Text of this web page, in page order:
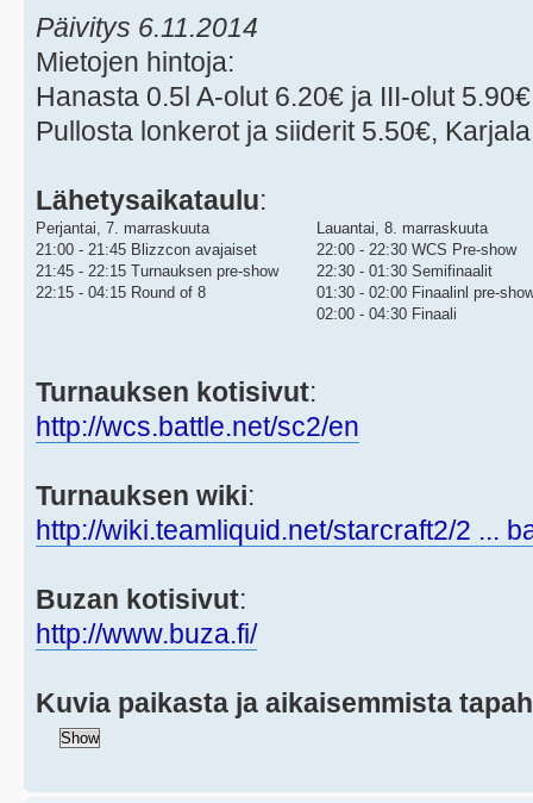
Päivitys 6.11.2014
Mietojen hintoja:
Hanasta 0.5l A-olut 6.20€ ja III-olut
Pullosta lonkerot ja siiderit 5.50€,
Lähetysaikataulu:
Perjantai, 7. marraskuuta
21:00 - 21:45 Blizzcon avajaiset
21:45 - 22:15 Turnauksen pre-show
22:15 - 04:15 Round of 8
Lauantai, 8. marraskuuta
22:00 - 22:30 WCS Pre-show
22:30 - 01:30 Semifinaalit
01:30 - 02:00 Finaalinl pre-
02:00 - 04:30 Finaali
Turnauksen kotisivut:
http://wcs.battle.net/sc2/en
Turnauksen wiki:
http://wiki.teamliquid.net/starcraft2/2 ...
Buzan kotisivut:
http://www.buza.fi/
Kuvia paikasta ja aikaisemmista